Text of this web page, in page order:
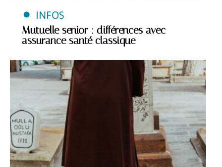
INFOS
Mutuelle senior : différences avec
assurance santé classique